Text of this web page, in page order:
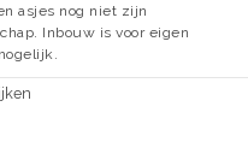
asjes nog niet zijn
Inbouw is voor eigen